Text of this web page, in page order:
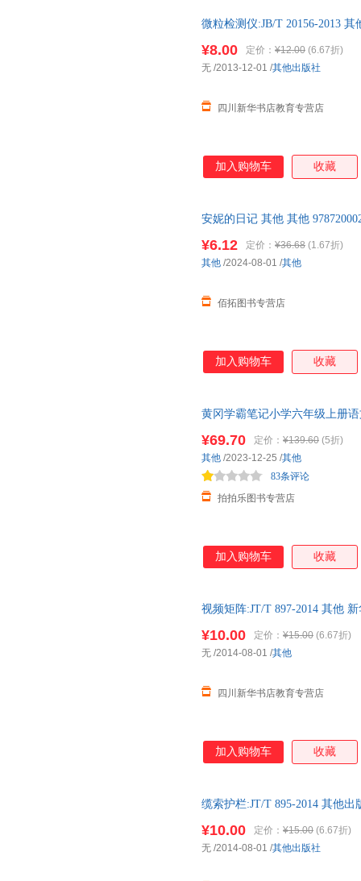
微粒检测仪:JB/T 20156-2013
¥8.00 定价： ¥12.00 (6.67折)
四川新华书店教育专营店
无 /2013-12-01 /其他出版社
加入购物车 收藏
安妮的日记 其他 其他
¥6.12 定价： ¥36.68 (1.67折)
佰拓图书专营店
其他 /2024-08-01 /其他
加入购物车 收藏
黄冈学霸笔记小学六年级上册
¥69.70 定价： ¥139.60 (5折)
拍拍乐图书专营店
83条评论
其他 /2023-12-25 /其他
加入购物车 收藏
视频矩阵:JT/T 897-2014 其他
¥10.00 定价： ¥15.00 (6.67折)
四川新华书店教育专营店
无 /2014-08-01 /其他
加入购物车 收藏
缆索护栏:JT/T 895-2014 其他
¥10.00 定价： ¥15.00 (6.67折)
无 /2014-08-01 /其他出版社